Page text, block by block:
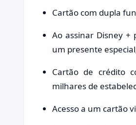
Cartão com dupla
Ao assinar Disney
um presente
Cartão de crédito
milhares de
Acesso a um cartão